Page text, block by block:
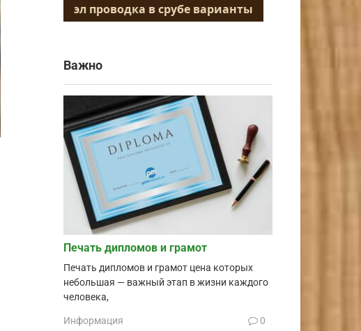
эл проводка в срубе варианты
Важно
Печать дипломов и грамот
Печать дипломов и грамот цена которых
небольшая — важный этап в жизни каждого
человека,
Информация 0